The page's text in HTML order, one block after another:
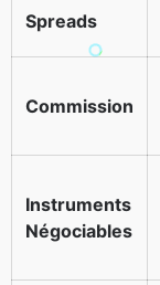
Spreads
Commission
Instruments
Négociables